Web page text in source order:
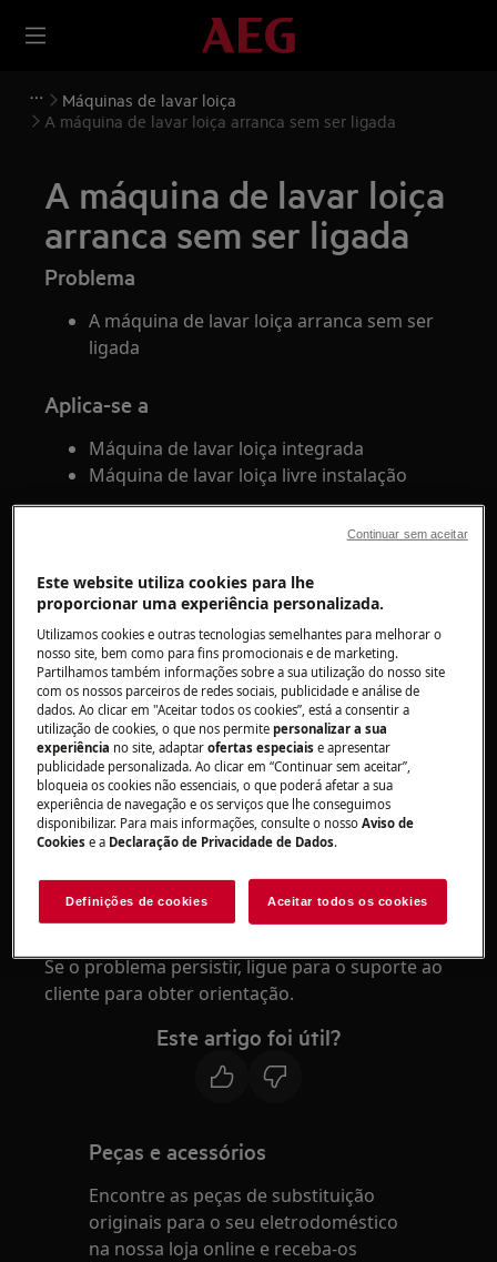
Máquinas de lavar loiça
A máquina de lavar loiça arranca sem ser ligada
A máquina de lavar loiça
arranca sem ser ligada
Problema
A máquina de lavar loiça arranca sem ser
ligada
Aplica-se a
Máquina de lavar loiça integrada
Máquina de lavar loiça livre instalação
Verifique se a opção de início diferido não
foi ativada. Consulte omanual do utilizador
para obter mais informações.
Verifique se o painel não foi tocado
acidentalmente.
Verifique se o interruptor de ligar /
desligar não está preso devido a detritos e
funciona livremente / corretamente.
Se o aparelho possuir painel de control
tátil verifique se acima dele não há partes
metálicas - retirá-los garante o bom
for impossível desmontar a peça de metal,
entre em contato com o serviço.
Se o problema persistir, ligue para o suporte ao
cliente para obter orientação.
Este artigo foi útil?
Peças e acessórios
Encontre as peças de substituição
originais para o seu eletrodoméstico
na nossa loja online e receba-os
Este website utiliza cookies para lhe
proporcionar uma experiência personalizada.
Utilizamos cookies e outras tecnologias semelhantes para melhorar o
nosso site, bem como para fins promocionais e de marketing.
Partilhamos também informações sobre a sua utilização do nosso site
com os nossos parceiros de redes sociais, publicidade e análise de
dados. Ao clicar em "Aceitar todos os cookies”, está a consentir a
utilização de cookies, o que nos permitepersonalizar a sua
experiência no site, adaptarofertas especiaise apresentar
publicidade personalizada. Ao clicar em “Continuar sem aceitar”,
bloqueia os cookies não essenciais, o que poderá afetar a sua
experiência de navegação e os serviços que lhe conseguimos
disponibilizar. Para mais informações, consulte o nossoAviso de
Cookies e a Declaração de Privacidade de Dados.
Definições de cookies Aceitar todos os cookies
Continuar sem aceitar